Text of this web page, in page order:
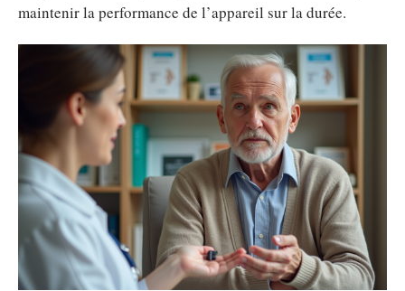
maintenir la performance de l’appareil sur la durée.